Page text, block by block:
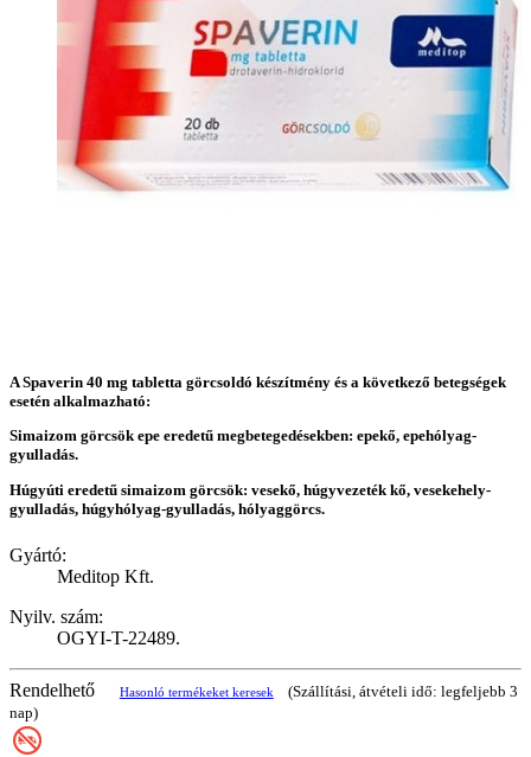
A Spaverin 40 mg tabletta görcsoldó készítmény és a következő betegségek
esetén alkalmazható:
Simaizom görcsök epe eredetű megbetegedésekben: epekő, epehólyag-
gyulladás.
Húgyúti eredetű simaizom görcsök: vesekő, húgyvezeték kő, vesekehely-
gyulladás, húgyhólyag-gyulladás, hólyaggörcs.
Gyártó:
Meditop Kft.
Nyilv. szám:
OGYI-T-22489.
Rendelhető Hasonló termékeket keresek
(Szállítási, átvételi idő: legfeljebb 3
nap)